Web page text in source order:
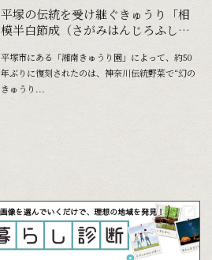
平塚の伝統を受け継ぐきゅうり「相
模半白節成（さがみはんじろふしな
平塚市にある「湘南きゅうり園」によって、約50
年ぶりに復刻されたのは、神奈川伝統野菜で“幻の
きゅうり...